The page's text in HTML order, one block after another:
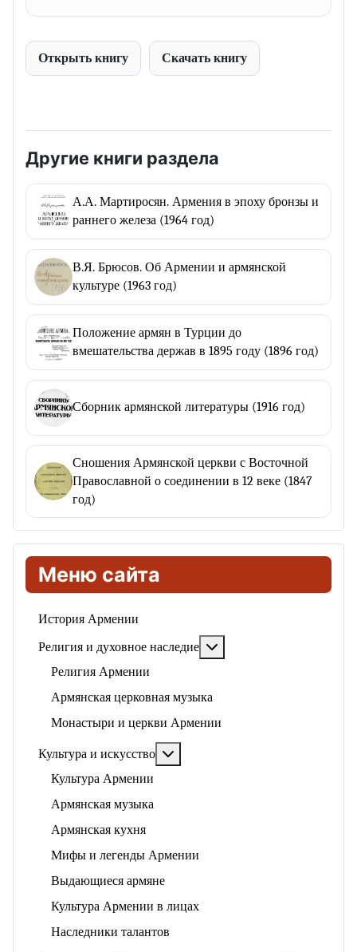
Меню сайта
История Армении
Религия и духовное наследие
Религия Армении
Армянская церковная музыка
Монастыри и церкви Армении
Культура и искусство
Культура Армении
Армянская музыка
Армянская кухня
Мифы и легенды Армении
Выдающиеся армяне
Культура Армении в лицах
Наследники талантов
Открыть книгу Скачать книгу
Другие книги раздела
А.А. Мартиросян. Армения в эпоху бронзы и
раннего железа (1964 год)
В.Я. Брюсов. Об Армении и армянской
культуре (1963 год)
Положение армян в Турции до
вмешательства держав в 1895 году (1896 год)
Сборник армянской литературы (1916 год)
Сношения Армянской церкви с Восточной
Православной о соединении в 12 веке (1847
год)